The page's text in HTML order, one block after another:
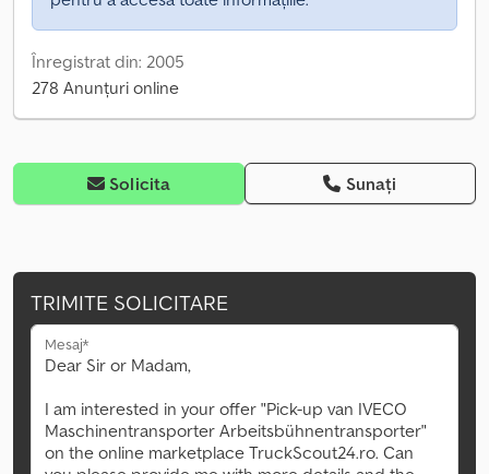
Înregistrat din: 2005
278 Anunțuri online
Solicita Sunați
TRIMITE SOLICITARE
Mesaj*